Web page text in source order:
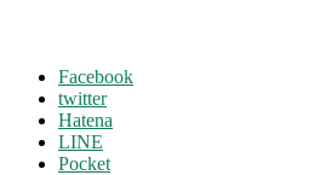
Facebook
twitter
Hatena
LINE
Pocket